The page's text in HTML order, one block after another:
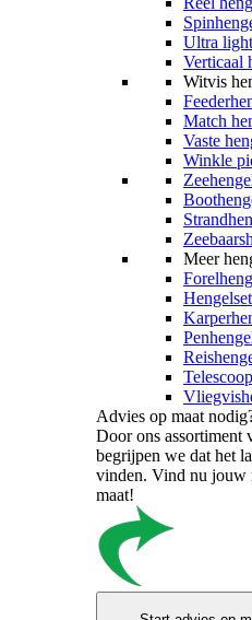
Ultra
Verticaal
Witvis
Match
Vaste
Winkle
Meer
Advies op maat
Door ons assortiment
begrijpen we dat het
vinden. Vind nu jouw
maat!